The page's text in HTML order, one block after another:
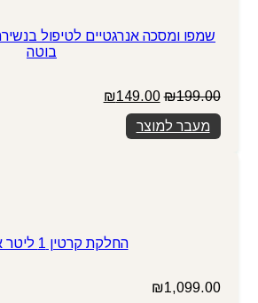
שמפו ומסכה אנרגטיים לטיפול
בוטה
₪199.00
המחיר
המקורי
היה:
₪199.00.
₪149.00
מעבר למוצר
החלקת קרטין 1 ליטר אינברטו
₪1,099.00